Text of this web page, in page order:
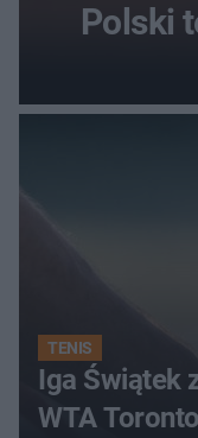
Polski
TENIS
Iga Świątek
WTA